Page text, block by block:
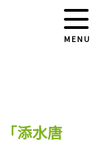
MENU
添水唐